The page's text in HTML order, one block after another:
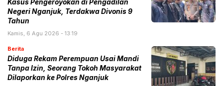
Kasus Pengeroyokan di Pengadilan
Negeri Nganjuk, Terdakwa Divonis 9
Tahun
Kamis, 6 Agu 2026 - 13:19
Berita
Diduga Rekam Perempuan Usai Mandi
Tanpa Izin, Seorang Tokoh Masyarakat
Dilaporkan ke Polres Nganjuk